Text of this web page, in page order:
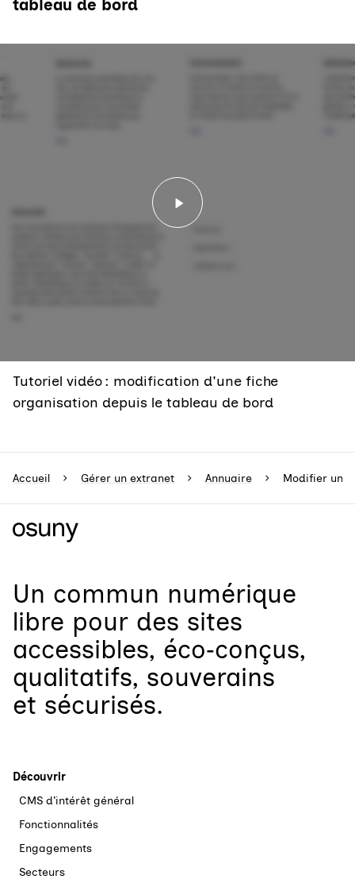
tableau de bord
Lancer la vidéo -
Tutoriel vidéo : modification d'une fiche
organisation depuis le tableau de bord
Accueil Gérer un extranet Annuaire Modifier une
Un commun numérique
libre pour des sites
accessibles, éco‑conçus,
qualitatifs, souverains
et sécurisés.
Découvrir
CMS d’intérêt général
Fonctionnalités
Engagements
Secteurs